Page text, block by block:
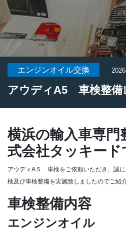
エンジンオイル交換
アウディA5 車検整備
横浜の輸入車専門
式会社タッキード
アウディA５ 車検をご依頼いただき、誠に
検及び車検整備を実施致しましたのでご紹
車検整備内容
エンジンオイル